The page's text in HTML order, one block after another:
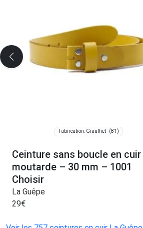
Fabrication: Graulhet (81)
Ceinture sans boucle en cuir
moutarde – 30 mm – 1001
Choisir
La Guêpe
29€